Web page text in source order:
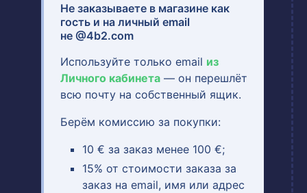
Не заказываете в магазине как
гость и на личный email
не @4b2.com
Используйте только email из
Личного кабинета — он перешлёт
всю почту на собственный ящик.
Берём комиссию за покупки:
10 € за заказ менее 100 €;
15% от стоимости заказа за
заказ на email, имя или адрес